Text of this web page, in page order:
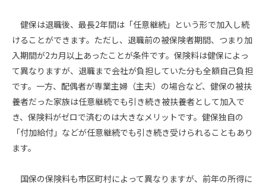
健保は退職後、最長2年間は「任意継続」という形で加入し続
けることができます。ただし、退職前の被保険者期間、つまり加
入期間が2カ月以上あったことが条件です。保険料は健保によっ
て異なりますが、退職まで会社が負担していた分も全額自己負担
です。一方、配偶者が専業主婦（主夫）の場合など、健保の被扶
養者だった家族は任意継続でも引き続き被扶養者として加入で
き、保険料がゼロで済むのは大きなメリットです。健保独自の
「付加給付」などが任意継続でも引き続き受けられることもあり
ます。
国保の保険料も市区町村によって異なりますが、前年の所得に